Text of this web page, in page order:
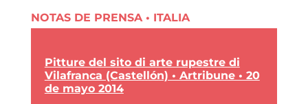
NOTAS DE PRENSA • ITALIA
Pitture del sito di arte rupestre di
Vilafranca (Castellón) • Artribune • 20
de mayo 2014